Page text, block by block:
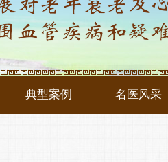
典型案例 名医风采